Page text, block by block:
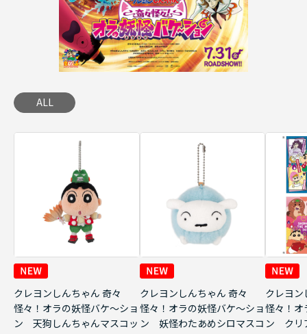
ALL
クレヨンしんちゃん 奇々
怪々！オラの妖怪バケ～ショ
ン 天狗しんちゃんマスコッ
クレヨンしんちゃん 奇々
怪々！オラの妖怪バケ～ショ
ン 妖怪わたあめシロマスコ
クレヨン
怪々！オ
ン クリ